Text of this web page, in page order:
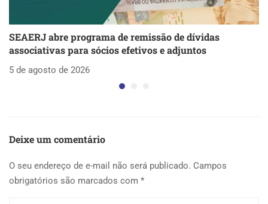
SEAERJ abre programa de remissão de dívidas
associativas para sócios efetivos e adjuntos
5 de agosto de 2026
Deixe um comentário
O seu endereço de e-mail não será publicado. Campos
obrigatórios são marcados com *